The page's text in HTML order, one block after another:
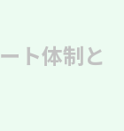
ト体制と